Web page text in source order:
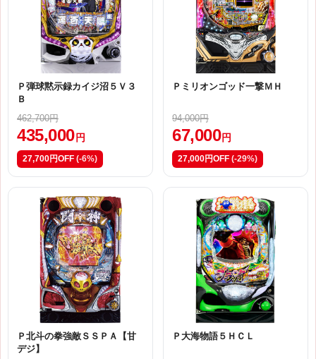
Ｐ弾球黙示録カイジ沼５Ｖ３
Ｂ
462,700円
435,000 円
27,700円OFF (-6%)
Ｐミリオンゴッド一撃ＭＨ
94,000円
67,000 円
27,000円OFF (-29%)
Ｐ北斗の拳強敵ＳＳＰＡ【甘
デジ】
Ｐ大海物語５ＨＣＬ